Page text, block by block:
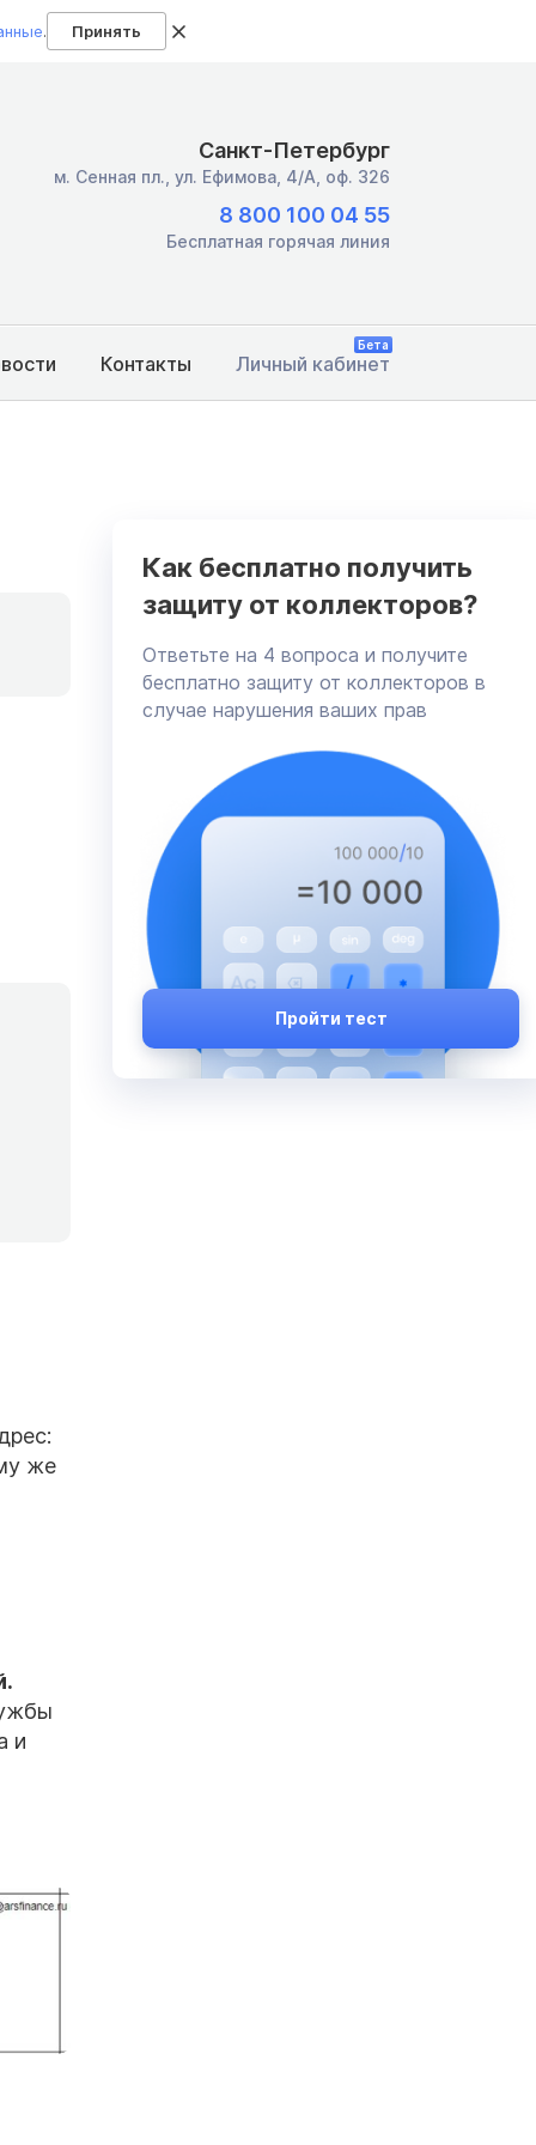
. Принять
Санкт-Петербург
м. Сенная пл., ул. Ефимова, 4/А, оф. 326
8 800 100 04 55
Бесплатная горячая линия
Контакты Личный кабинет
Бета
же
и
Как бесплатно получить
защиту от коллекторов?
Ответьте на 4 вопроса и получите
бесплатно защиту от коллекторов в
случае нарушения ваших прав
Пройти тест